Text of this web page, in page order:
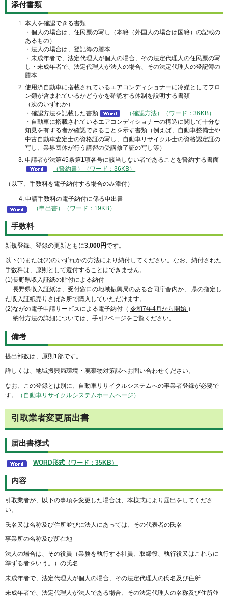
添付書類
本人を確認できる書類
・個人の場合は、住民票の写し（本籍（外国人の場合は国籍）の記載の
あるもの）
・法人の場合は、登記簿の謄本
・未成年者で、法定代理人が個人の場合、その法定代理人の住民票の写
し・未成年者で、法定代理人が法人の場合、その法定代理人の登記簿の
謄本
使用済自動車に搭載されているエアコンディショナーに冷媒としてフロ
ン類が含まれているかどうかを確認する体制を説明する書類
（次のいずれか）
・確認方法を記載した書類
（確認方法）（ワード：36KB）
・自動車に搭載されているエアコンディショナーの構造に関して十分な
知見を有する者が確認できることを示す書類（例えば、自動車整備士や
中古自動車査定士の資格証の写し、自動車リサイクル士の資格認定証の
写し、業界団体が行う講習の受講修了証の写し等）
申請者が法第45条第1項各号に該当しない者であることを誓約する書面
（誓約書）（ワード：36KB）
（以下、手数料を電子納付する場合のみ添付）
4. 申請手数料の電子納付に係る申出書
（申出書）（ワード：19KB）
手数料
新規登録、登録の更新ともに3,000円です。
以下(1)または(2)のいずれかの方法により納付してください。なお、納付された
手数料は、原則として還付することはできません。
(1)長野県収入証紙の貼付による納付
長野県収入証紙は、受付窓口の地域振興局のある合同庁舎内か、 県の指定し
た収入証紙売りさばき所で購入していただけます。
(2)ながの電子申請サービスによる電子納付（ 令和7年4月から開始 ）
納付方法の詳細については、手引2ページをご覧ください。
備考
提出部数は、原則1部です。
詳しくは、地域振興局環境・廃棄物対策課へお問い合わせください。
なお、この登録とは別に、自動車リサイクルシステムへの事業者登録が必要で
す。
（自動車リサイクルシステムホームページ）
引取業者変更届出書
届出書様式
WORD形式（ワード：35KB）
内容
引取業者が、以下の事項を変更した場合は、本様式により届出をしてくださ
い。
氏名又は名称及び住所並びに法人にあっては、その代表者の氏名
事業所の名称及び所在地
法人の場合は、その役員（業務を執行する社員、取締役、執行役又はこれらに
準ずる者をいう。）の氏名
未成年者で、法定代理人が個人の場合、その法定代理人の氏名及び住所
未成年者で、法定代理人が法人である場合、その法定代理人の名称及び住所並